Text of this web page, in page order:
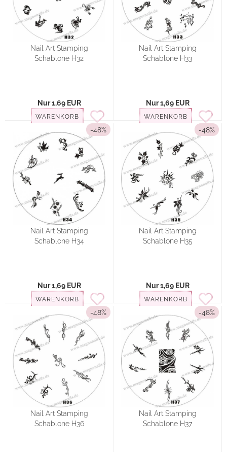
Nail Art Stamping
Schablone H32
Nur 1,69 EUR
WARENKORB
Nail Art Stamping
Schablone H33
Nur 1,69 EUR
WARENKORB
-48%
Nail Art Stamping
Schablone H34
Nur 1,69 EUR
WARENKORB
-48%
Nail Art Stamping
Schablone H35
Nur 1,69 EUR
WARENKORB
-48%
Nail Art Stamping
Schablone H36
-48%
Nail Art Stamping
Schablone H37